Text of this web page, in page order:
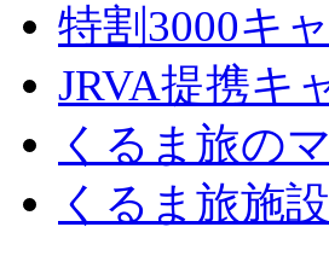
特割3000キ
JRVA提携キ
くるま旅の
くるま旅施